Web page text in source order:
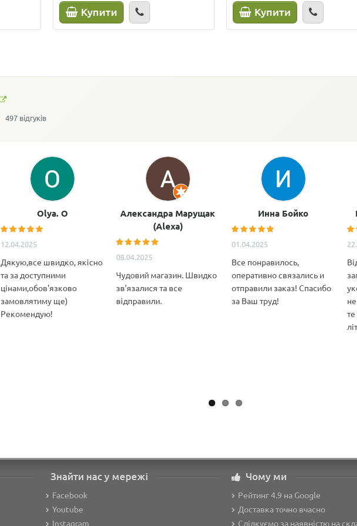
Купити Купити
497 відгуків
Olya. O
12.04.2025
Дякую,все швидко, якісно
та за доступними
цінами,обов'язково
замовлятиму ще)
Рекомендую!
Александра Марущак
(Alexa)
08.04.2025
Чудовий магазин. Швидко
зв'язалися та все
відправили.
Инна Бойко
01.04.2025
Все понравилось,
оперативно связались и
отправили заказ! Спасибо
за Ваш труд!
те
Знайти нас у мережі
Facebook
Youtube
Instagram
Чому ми
Рейтинг 4.9 на Google
Доставка точно вчасно
Слідкуємо за наявністю на